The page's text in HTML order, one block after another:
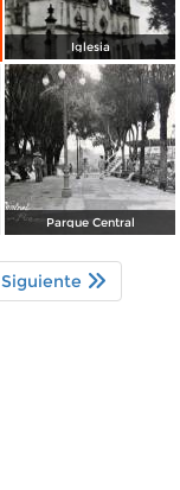
Iglesia
Parque Central
Siguiente